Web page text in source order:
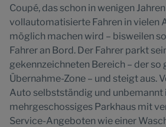
Coupé, das schon in wenigen
vollautomatisierte Fahren in vielen
möglich machen wird – bisweilen
Fahrer an Bord. Der Fahrer parkt
gekennzeichneten Bereich – der so
Übernahme-Zone – und steigt aus.
Auto selbstständig und unbemannt
mehrgeschossiges Parkhaus mit
Service-Angeboten wie einer